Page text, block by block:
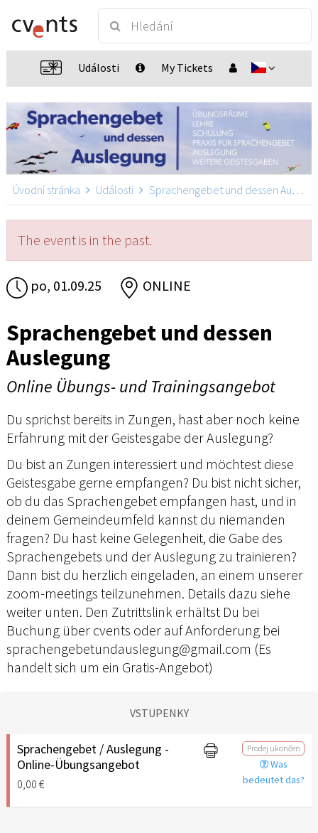
Události My Tickets
Úvodní stránka Události Sprachengebet und dessen Auslegung
The event is in the past.
po, 01.09.25 ONLINE
Sprachengebet und dessen
Auslegung
Online Übungs- und Trainingsangebot
Du sprichst bereits in Zungen, hast aber noch keine
Erfahrung mit der Geistesgabe der Auslegung?
Du bist an Zungen interessiert und möchtest diese
Geistesgabe gerne empfangen? Du bist nicht sicher,
ob du das Sprachengebet empfangen hast, und in
deinem Gemeindeumfeld kannst du niemanden
fragen? Du hast keine Gelegenheit, die Gabe des
Sprachengebets und der Auslegung zu trainieren?
Dann bist du herzlich eingeladen, an einem unserer
zoom-meetings teilzunehmen. Details dazu siehe
weiter unten. Den Zutrittslink erhältst Du bei
Buchung über cvents oder auf Anforderung bei
sprachengebetundauslegung@gmail.com (Es
handelt sich um ein Gratis-Angebot)
VSTUPENKY
Sprachengebet / Auslegung -
Online-Übungsangebot
0,00 €
Prodej ukončen
Was
bedeutet das?